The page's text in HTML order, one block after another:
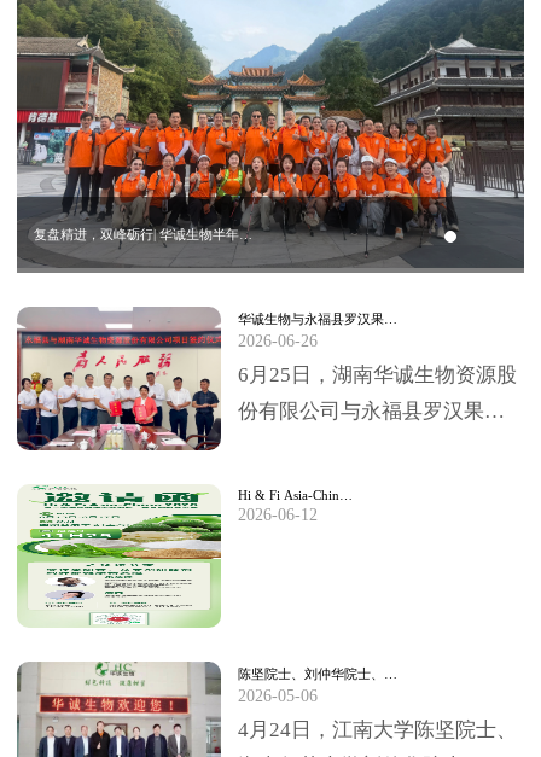
复盘精进，双峰砺行| 华诚生物半年…
华诚生物与永福县罗汉果…
2026-06-26
6月25日，湖南华诚生物资源股
份有限公司与永福县罗汉果深
举行。永福县委书…
Hi & Fi Asia-Chin…
2026-06-12
陈坚院士、刘仲华院士、…
2026-05-06
4月24日，江南大学陈坚院士、